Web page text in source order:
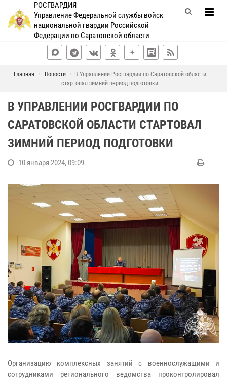
РОСГВАРДИЯ
Управление Федеральной службы войск
национальной гвардии Российской
Федерации по Саратовской области
Главная Новости
В Управлении Росгвардии по Саратовской области
стартовал зимний период подготовки
В УПРАВЛЕНИИ РОСГВАРДИИ ПО
САРАТОВСКОЙ ОБЛАСТИ СТАРТОВАЛ
ЗИМНИЙ ПЕРИОД ПОДГОТОВКИ
10 января 2024, 09:09
Организацию комплексных занятий с военнослужащими и
сотрудниками регионального ведомства проконтролировал